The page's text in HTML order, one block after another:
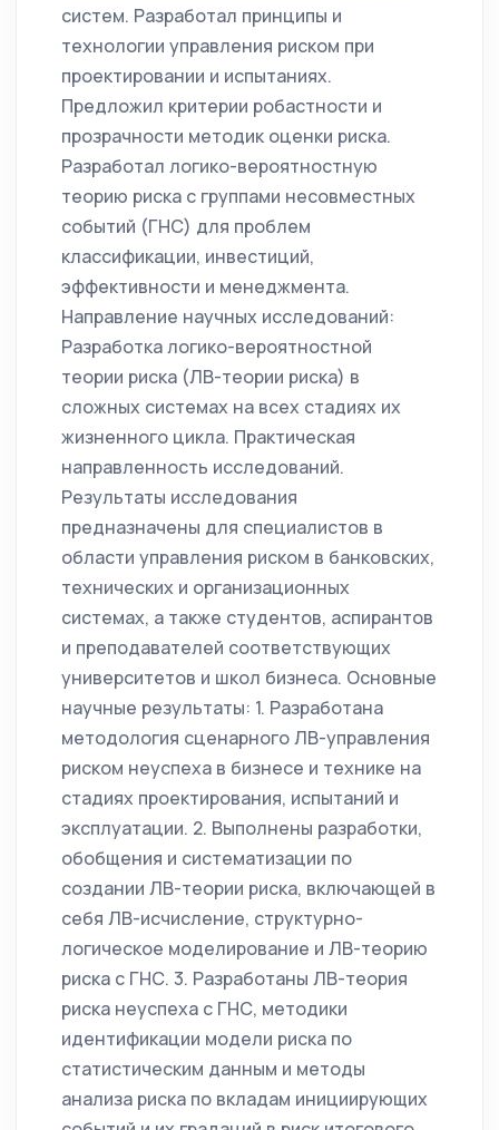
систем. Разработал принципы и
технологии управления риском при
проектировании и испытаниях.
Предложил критерии робастности и
прозрачности методик оценки риска.
Разработал логико-вероятностную
теорию риска с группами несовместных
событий (ГНС) для проблем
классификации, инвестиций,
эффективности и менеджмента.
Направление научных исследований:
Разработка логико-вероятностной
теории риска (ЛВ-теории риска) в
сложных системах на всех стадиях их
жизненного цикла. Практическая
направленность исследований.
Результаты исследования
предназначены для специалистов в
области управления риском в банковских,
технических и организационных
системах, а также студентов, аспирантов
и преподавателей соответствующих
университетов и школ бизнеса. Основные
научные результаты: 1. Разработана
методология сценарного ЛВ-управления
риском неуспеха в бизнесе и технике на
стадиях проектирования, испытаний и
эксплуатации. 2. Выполнены разработки,
обобщения и систематизации по
создании ЛВ-теории риска, включающей в
себя ЛВ-исчисление, структурно-
логическое моделирование и ЛВ-теорию
риска с ГНС. 3. Разработаны ЛВ-теория
риска неуспеха с ГНС, методики
идентификации модели риска по
статистическим данным и методы
анализа риска по вкладам инициирующих